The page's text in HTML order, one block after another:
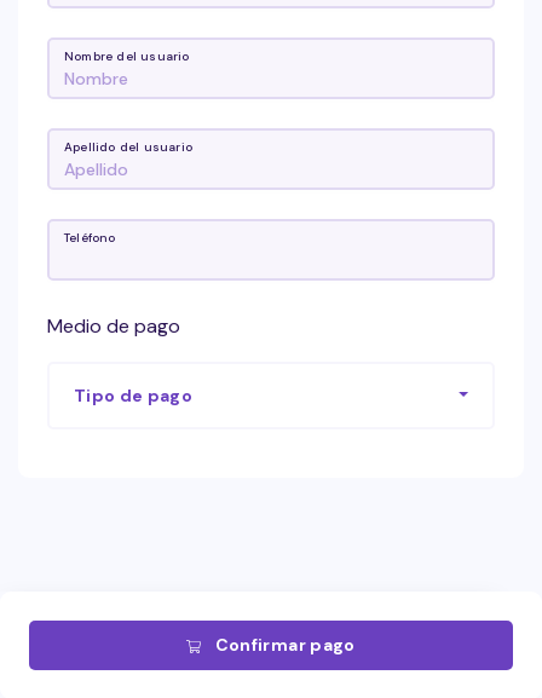
Nombre del usuario
Apellido del usuario
Teléfono
Medio de pago
Tipo de pago
Confirmar pago